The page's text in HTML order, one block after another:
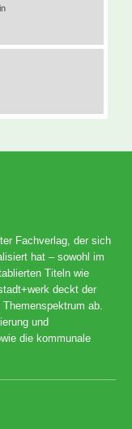
Fachverlag, der sich
hat – sowohl im
Titeln wie
deckt der
ab.
und
die kommunale